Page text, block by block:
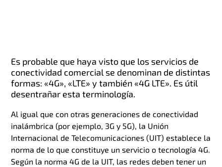
Es probable que haya visto que los servicios de
conectividad comercial se denominan de distintas
formas: «4G», «LTE» y también «4G LTE». Es útil
desentrañar esta terminología.
Al igual que con otras generaciones de conectividad
inalámbrica (por ejemplo, 3G y 5G), la Unión
Internacional de Telecomunicaciones (UIT) establece la
norma de lo que constituye un servicio o tecnología 4G.
Según la norma 4G de la UIT, las redes deben tener un